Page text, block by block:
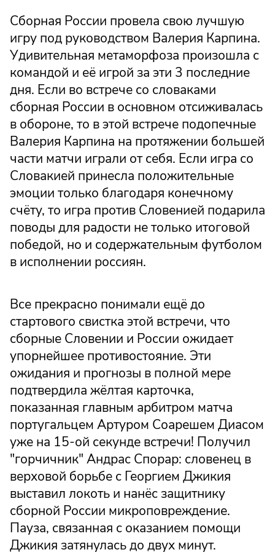
Сборная России провела свою лучшую
игру под руководством Валерия Карпина.
Удивительная метаморфоза произошла с
командой и её игрой за эти 3 последние
дня. Если во встрече со словаками
сборная России в основном отсиживалась
в обороне, то в этой встрече подопечные
Валерия Карпина на протяжении большей
части матчи играли от себя. Если игра со
Словакией принесла положительные
эмоции только благодаря конечному
счёту, то игра против Словенией подарила
поводы для радости не только итоговой
победой, но и содержательным футболом
в исполнении россиян.
Все прекрасно понимали ещё до
стартового свистка этой встречи, что
сборные Словении и России ожидает
упорнейшее противостояние. Эти
ожидания и прогнозы в полной мере
подтвердила жёлтая карточка,
показанная главным арбитром матча
португальцем Артуром Соарешем Диасом
уже на 15-ой секунде встречи! Получил
"горчичник" Андрас Спорар: словенец в
верховой борьбе с Георгием Джикия
выставил локоть и нанёс защитнику
сборной России микроповреждение.
Пауза, связанная с оказанием помощи
Джикия затянулась до двух минут.